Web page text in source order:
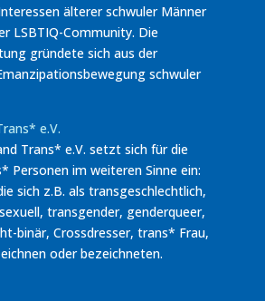
älterer schwuler Männer
LSBTIQ-Community. Die
gründete sich aus der
schwuler
e.V.
Trans* e.V. setzt sich für die
Personen im weiteren Sinne ein:
sich z.B. als transgeschlechtlich,
transgender, genderqueer,
binär, Crossdresser, trans* Frau,
oder bezeichneten.